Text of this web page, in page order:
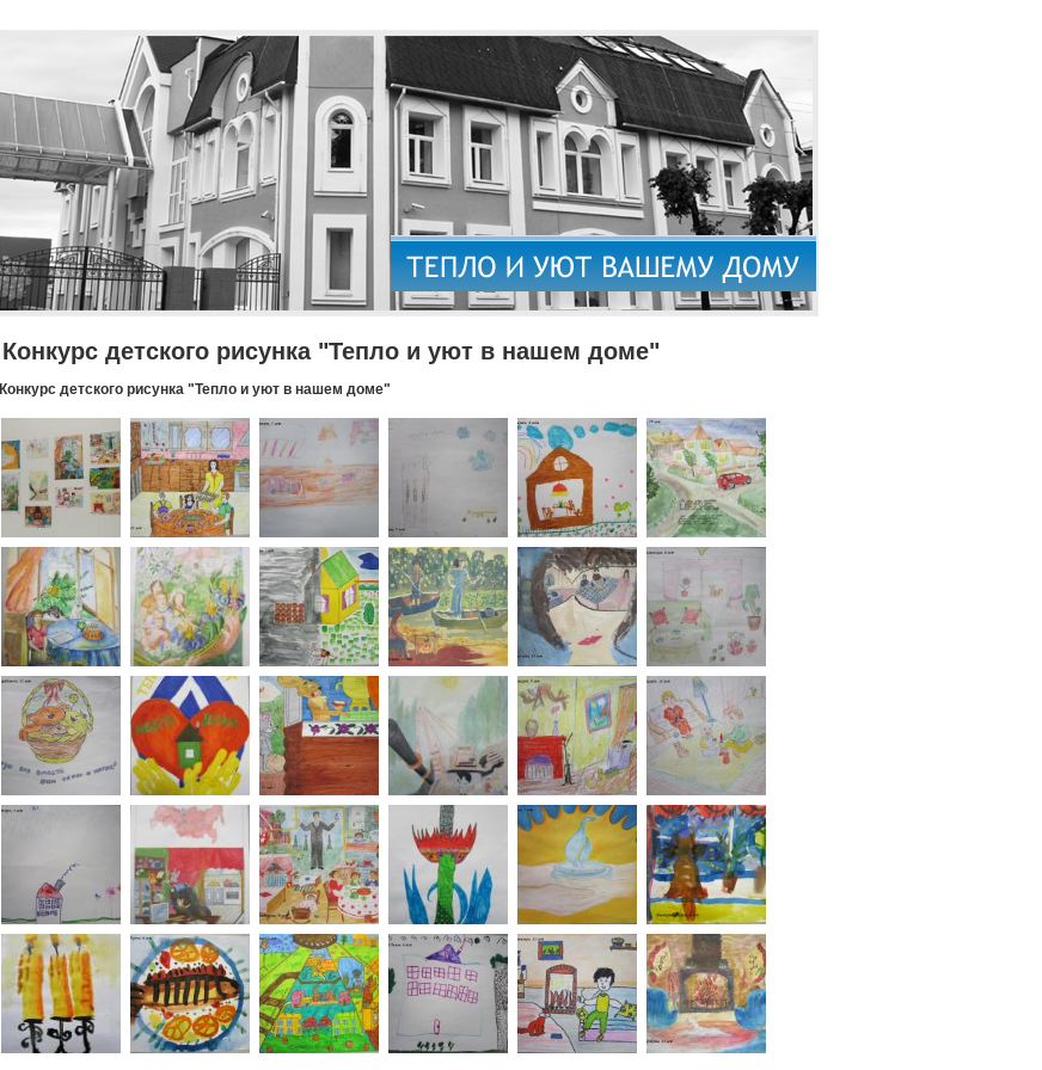
Конкурс детского рисунка "Тепло и уют в нашем доме"
Конкурс детского рисунка "Тепло и уют в нашем доме"